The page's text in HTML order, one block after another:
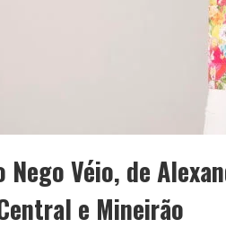
Nego Véio, de
e Mineirão